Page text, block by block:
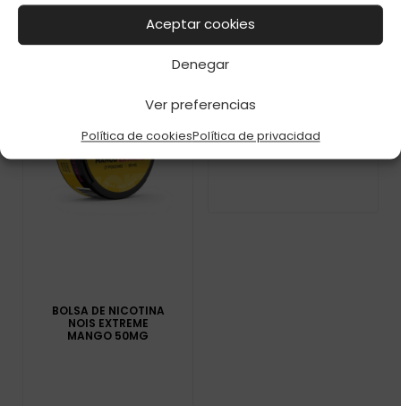
Aceptar cookies
Denegar
Ver preferencias
Política de cookiesPolítica de privacidad
BOLSA DE NICOTINA
NOIS EXTREME
MANGO 50MG
PABLO EXCLUSIVE
50MG C-1